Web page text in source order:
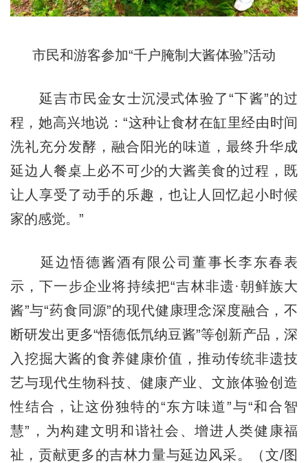
市民和游客参加“千户腌制大酱体验”活动
延吉市民金女士沉浸式体验了“下酱”的过
程，她高兴地说：“这种让食材在缸里经由时间
洗礼充分发酵，融合阳光的味道，最终升华成
延边人餐桌上必不可少的大酱美食的过程，既
让人享受了动手的乐趣，也让人回忆起小时候
家的感觉。”
延边悟德酱酒有限公司董事长李东春表
示，下一步企业将持续把“吉林非遗·朝鲜族大
酱”与“药食同源”的现代健康理念深度融合，不
断研发出更多“悟德低氘纳豆酱”等创新产品，深
入挖掘大酱的食养健康价值，推动传统非遗技
艺与现代生物科技、健康产业、文旅体验创造
性结合，让这份独特的“东方味道”与“和合智
慧”，为构建文明和谐社会、增进人类健康福
祉，贡献更多的吉林力量与延边风采。（文/图